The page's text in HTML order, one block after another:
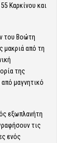
Καρκίνου και
του Βοώτη
μακριά από τη
της
μαγνητικό
εξωπλανήτη
τις
ενός